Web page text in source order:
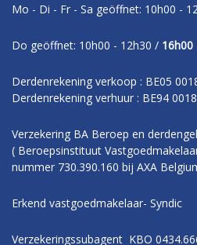
Mo - Di - Fr - Sa geöffnet: 10h00 -
Do geöffnet: 10h00 - 12h30 / 16h00
Derdenrekening verkoop : BE05
Derdenrekening verhuur : BE94
Verzekering BA Beroep en
( Beroepsinstituut
nummer 730.390.160 bij AXA
Erkend vastgoedmakelaar- Syndic
Verzekeringssubagent KBO